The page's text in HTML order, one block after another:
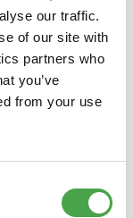
our traffic.
of our site with
partners who
you’ve
from your use